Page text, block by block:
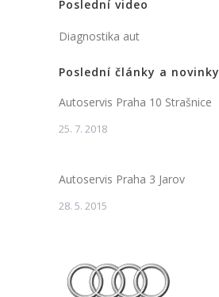
Poslední video
Diagnostika aut
Poslední články a novinky
Autoservis Praha 10 Strašnice
25. 7. 2018
Autoservis Praha 3 Jarov
28. 5. 2015